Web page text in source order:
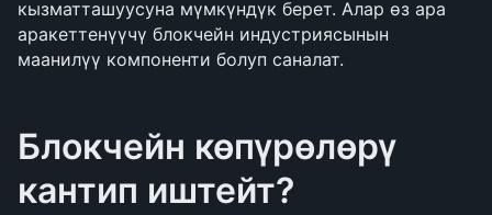
кызматташуусуна мүмкүндүк берет. Алар өз ара
аракеттенүүчү блокчейн индустриясынын
маанилүү компоненти болуп саналат.
Блокчейн көпүрөлөрү
кантип иштейт?